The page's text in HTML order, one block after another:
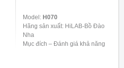
Model: H070
Hãng sản xuất: HiLAB-Bồ Đào
Nha
Mục đích – Đánh giá khả năng